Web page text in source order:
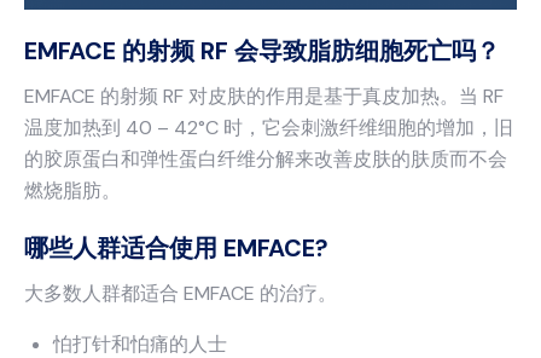
EMFACE 的射频 RF 会导致脂肪细胞死亡吗？
EMFACE 的射频 RF 对皮肤的作用是基于真皮加热。当 RF
温度加热到 40 – 42°C 时，它会刺激纤维细胞的增加，旧
的胶原蛋白和弹性蛋白纤维分解来改善皮肤的肤质而不会
燃烧脂肪。
哪些人群适合使用 EMFACE?
大多数人群都适合 EMFACE 的治疗。
怕打针和怕痛的人士